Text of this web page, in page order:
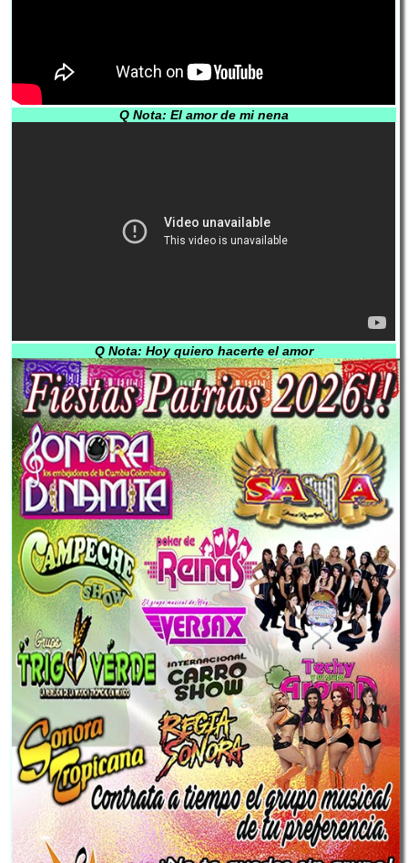
Q Nota: El amor de mi nena
Q Nota: Hoy quiero hacerte el amor